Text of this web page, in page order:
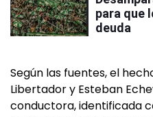
para que
deuda
Según las fuentes, el
Libertador y Esteban
conductora, identificada